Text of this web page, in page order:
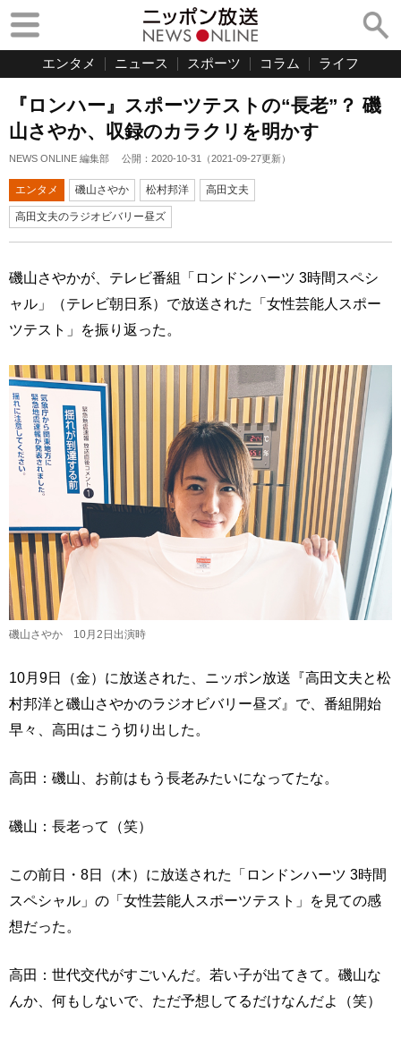
エンタメ ニュース スポーツ コラム ライフ
『ロンハー』スポーツテストの“長老”？ 磯
山さやか、収録のカラクリを明かす
NEWS ONLINE 編集部 公開： 2020-10-31 （2021-09-27更新）
エンタメ 磯山さやか 松村邦洋 高田文夫
高田文夫のラジオビバリー昼ズ
磯山さやかが、テレビ番組「ロンドンハーツ 3時間スペシ
ャル」（テレビ朝日系）で放送された「女性芸能人スポー
ツテスト」を振り返った。
磯山さやか 10月2日出演時
10月9日（金）に放送された、ニッポン放送『高田文夫と松
村邦洋と磯山さやかのラジオビバリー昼ズ』で、番組開始
早々、高田はこう切り出した。
高田：磯山、お前はもう長老みたいになってたな。
磯山：長老って（笑）
この前日・8日（木）に放送された「ロンドンハーツ 3時間
スペシャル」の「女性芸能人スポーツテスト」を見ての感
想だった。
高田：世代交代がすごいんだ。若い子が出てきて。磯山な
んか、何もしないで、ただ予想してるだけなんだよ（笑）